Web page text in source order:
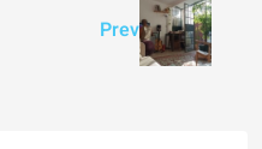
Prev